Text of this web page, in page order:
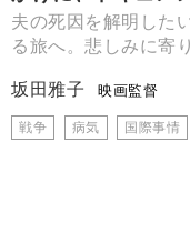
夫の死因を解明した
る旅へ。悲しみに寄
坂田雅子 映画監督
戦争 病気 国際事情